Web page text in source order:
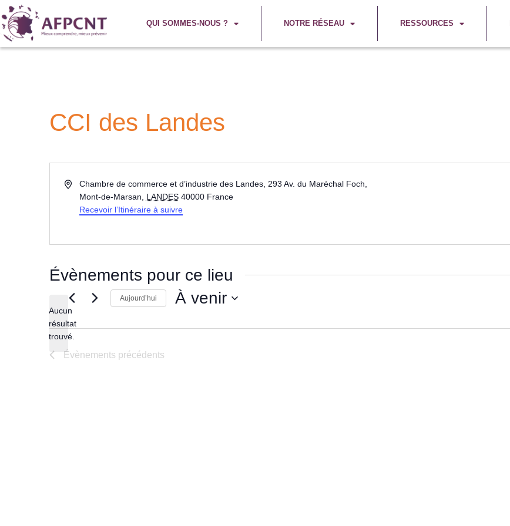
QUI SOMMES-NOUS ? NOTRE RÉSEAU RESSOURCES
CCI des Landes
AdresseChambre de commerce et d’industrie des Landes, 293 Av. du Maréchal Foch,
Mont-de-Marsan
LANDES 40000 France
Recevoir l’Itinéraire à suivre
Évènements pour ce lieu
Notice
Aucun
résultat
trouvé.
Aujourd’hui À venir
date.
Évènements précédents